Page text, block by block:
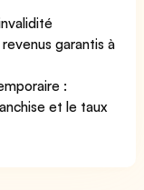
garantis à
:
et le taux